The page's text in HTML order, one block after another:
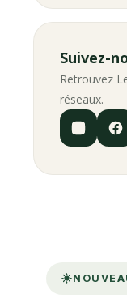
Suivez-
Retrouvez
réseaux.